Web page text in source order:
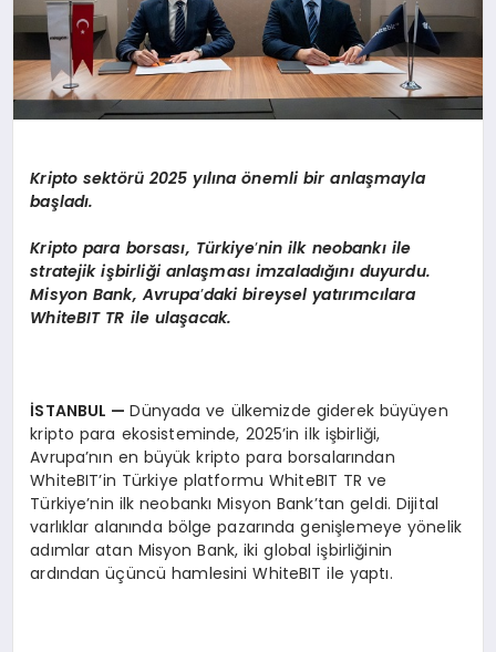
SAĞLIK
Kripto sektörü 2025 yılınaönemli bir anlaşmayla
başladı.
Kripto para borsası, Türkiye’nin ilk neobankı ile
stratejik işbirliği anlaşması imzaladığını duyurdu.
Misyon Bank, Avrupa’daki bireysel yatırımcılara
WhiteBIT TR ile ulaşacak.
İSTANBUL —Dünyada ve ülkemizde giderek büyüyen
kripto para ekosisteminde, 2025’in ilk işbirliği,
Avrupa’nın en büyük kripto para borsalarından
WhiteBIT’in Türkiye platformu WhiteBIT TR ve
Türkiye’nin ilk neobankı Misyon Bank’tan geldi. Dijital
varlıklar alanında bölge pazarında genişlemeye yönelik
adımlar atan Misyon Bank, iki global işbirliğinin
ardından üçüncü hamlesini WhiteBIT ile yaptı.